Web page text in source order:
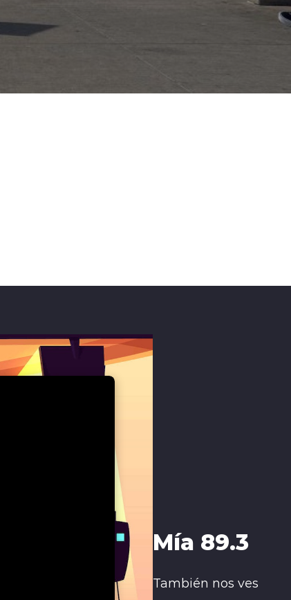
Mía 89.3
También nos ves